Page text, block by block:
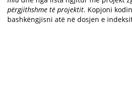
përgjithshme të projektit. Kopjoni
bashkëngjisni atë në dosjen e